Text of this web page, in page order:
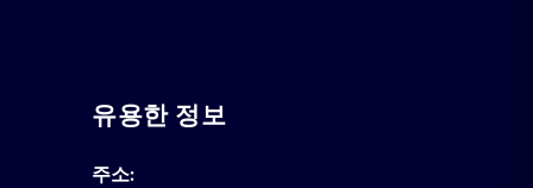
유용한 정보
주소: